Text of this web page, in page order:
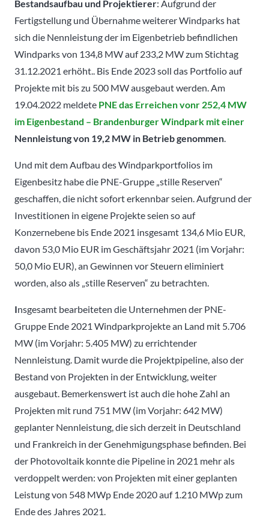
Bestandsaufbau und Projektierer: Aufgrund der
Fertigstellung und Übernahme weiterer Windparks hat
sich die Nennleistung der im Eigenbetrieb befindlichen
Windparks von 134,8 MW auf 233,2 MW zum Stichtag
31.12.2021 erhöht.. Bis Ende 2023 soll das Portfolio auf
Projekte mit bis zu 500 MW ausgebaut werden. Am
19.04.2022 meldete PNE das Erreichen vonr 252,4 MW
im Eigenbestand – Brandenburger Windpark mit einer
Nennleistung von 19,2 MW in Betrieb genommen.
Und mit dem Aufbau des Windparkportfolios im
Eigenbesitz habe die PNE-Gruppe „stille Reserven“
geschaffen, die nicht sofort erkennbar seien. Aufgrund der
Investitionen in eigene Projekte seien so auf
Konzernebene bis Ende 2021 insgesamt 134,6 Mio EUR,
davon 53,0 Mio EUR im Geschäftsjahr 2021 (im Vorjahr:
50,0 Mio EUR), an Gewinnen vor Steuern eliminiert
worden, also als „stille Reserven“ zu betrachten.
Insgesamt bearbeiteten die Unternehmen der PNE-
Gruppe Ende 2021 Windparkprojekte an Land mit 5.706
MW (im Vorjahr: 5.405 MW) zu errichtender
Nennleistung. Damit wurde die Projektpipeline, also der
Bestand von Projekten in der Entwicklung, weiter
ausgebaut. Bemerkenswert ist auch die hohe Zahl an
Projekten mit rund 751 MW (im Vorjahr: 642 MW)
geplanter Nennleistung, die sich derzeit in Deutschland
und Frankreich in der Genehmigungsphase befinden. Bei
der Photovoltaik konnte die Pipeline in 2021 mehr als
verdoppelt werden: von Projekten mit einer geplanten
Leistung von 548 MWp Ende 2020 auf 1.210 MWp zum
Ende des Jahres 2021.